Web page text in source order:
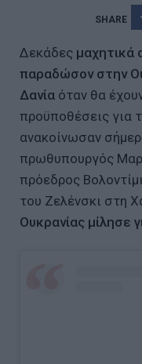
Δεκάδες μαχητικά
παραδώσον στην
Δανία όταν θα
προϋποθέσεις για
ανακοίνωσαν
πρωθυπουργός
πρόεδρος
του Ζελένσκι στη
Ουκρανίας μίλησε